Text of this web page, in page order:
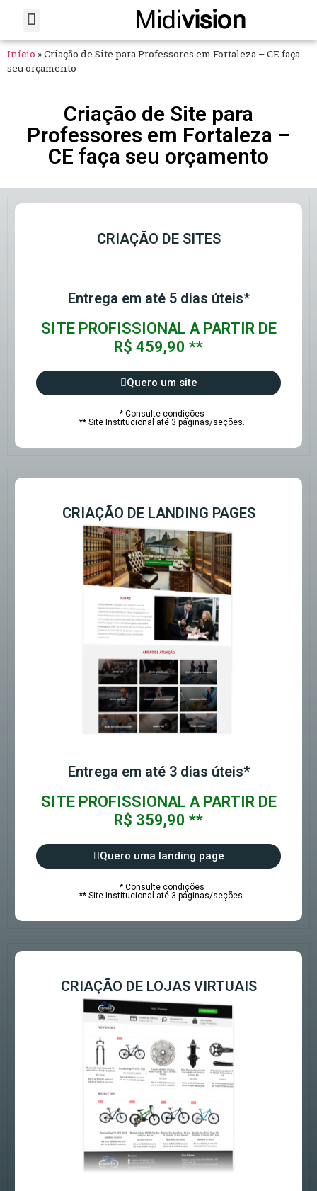
Midivision
Início »Criação de Site para Professores em Fortaleza – CE faça
seu orçamento
Criação de Site para
Professores em Fortaleza –
CE faça seu orçamento
CRIAÇÃO DE SITES
Entrega em até 5 dias úteis*
SITE PROFISSIONAL A PARTIR DE
R$ 459,90 **
Quero um site
* Consulte condições
** Site Institucional até 3 páginas/seções.
CRIAÇÃO DE LANDING PAGES
Entrega em até 3 dias úteis*
SITE PROFISSIONAL A PARTIR DE
R$ 359,90 **
Quero uma landing page
* Consulte condições
** Site Institucional até 3 páginas/seções.
CRIAÇÃO DE LOJAS VIRTUAIS